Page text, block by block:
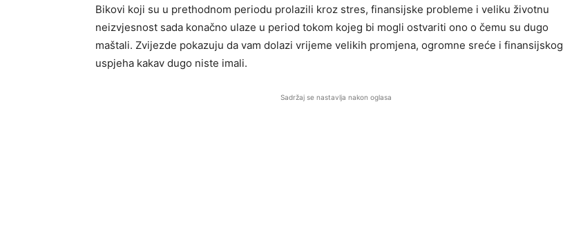
Bikovi koji su u prethodnom periodu prolazili kroz stres, finansijske probleme i veliku životnu
neizvjesnost sada konačno ulaze u period tokom kojeg bi mogli ostvariti ono o čemu su dugo
maštali. Zvijezde pokazuju da vam dolazi vrijeme velikih promjena, ogromne sreće i finansijskog
uspjeha kakav dugo niste imali.
Sadržaj se nastavlja nakon oglasa